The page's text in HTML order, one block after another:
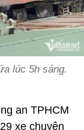
lúc 5h sáng.
an TPHCM
xe chuyên